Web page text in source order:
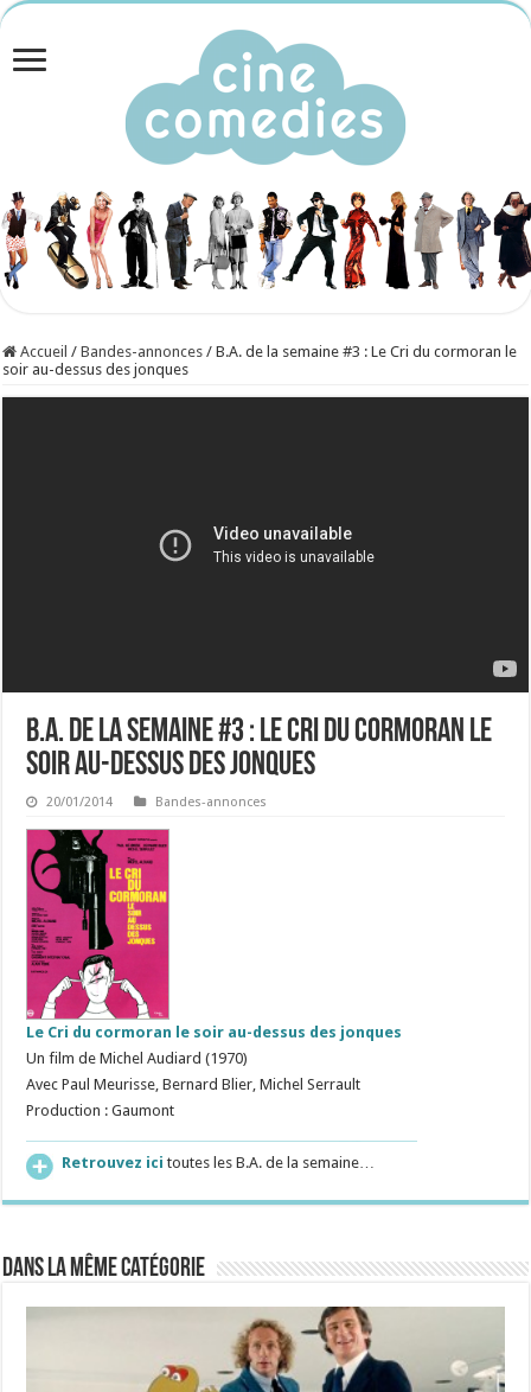
Accueil / Bandes-annonces / B.A. de la semaine #3 : Le Cri du cormoran le
soir au-dessus des jonques
B.A. de la semaine #3 : Le Cri du cormoran le
soir au-dessus des jonques
20/01/2014 Bandes-annonces
Le Cri du cormoran le soir au-dessus des jonques
Un film de Michel Audiard (1970)
Avec Paul Meurisse, Bernard Blier, Michel Serrault
Production : Gaumont
Retrouvez ici toutes les B.A. de la semaine…
Dans la même catégorie